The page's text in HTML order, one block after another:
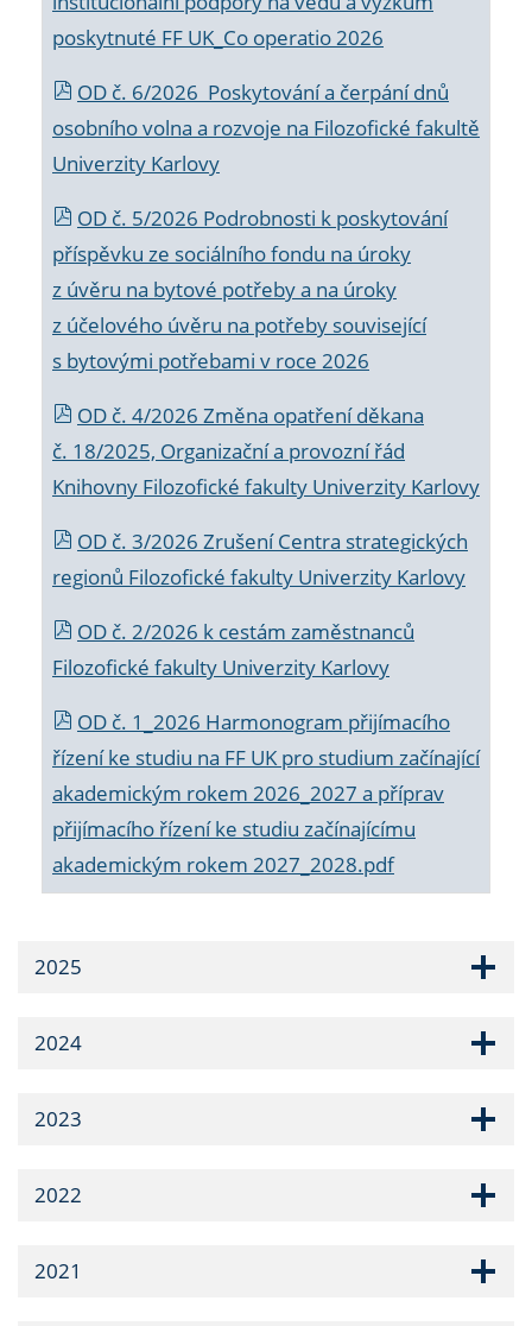
poskytnuté FF UK_Co operatio 2026
OD č. 6/2026 Poskytování a čerpání dnů
osobního volna a rozvoje na Filozofické fakultě
Univerzity Karlovy
OD č. 5/2026 Podrobnosti k poskytování
příspěvku ze sociálního fondu na úroky
z úvěru na bytové potřeby a na úroky
z účelového úvěru na potřeby související
s bytovými potřebami v roce 2026
OD č. 4/2026 Změna opatření děkana
č. 18/2025, Organizační a provozní řád
Knihovny Filozofické fakulty Univerzity Karlovy
OD č. 3/2026 Zrušení Centra strategických
regionů Filozofické fakulty Univerzity Karlovy
OD č. 2/2026 k cestám zaměstnanců
Filozofické fakulty Univerzity Karlovy
OD č. 1_2026 Harmonogram přijímacího
řízení ke studiu na FF UK pro studium začínající
akademickým rokem 2026_2027 a příprav
přijímacího řízení ke studiu začínajícímu
akademickým rokem 2027_2028.pdf
2025
2024
2023
2022
2021